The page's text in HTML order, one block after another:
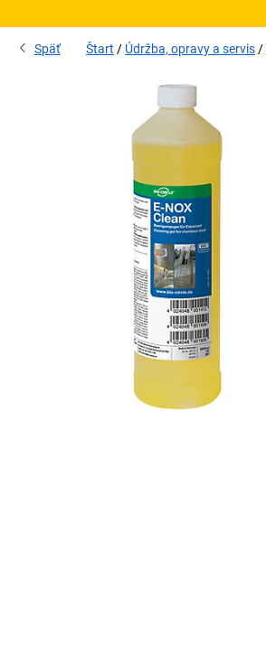
Späť Štart Údržba, opravy a servis